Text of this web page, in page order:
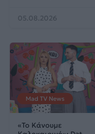
05.08.2026
Mad TV News
«Το Κάνουμε